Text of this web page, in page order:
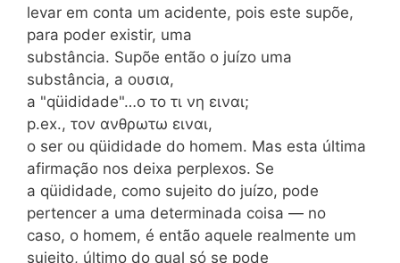
levar em conta um acidente, pois este supõe,
para poder existir, uma
substância. Supõe então o juízo uma
substância, a ουσια,
a "qüididade"…o το τι νη ειναι;
p.ex., τον ανθρωτω ειναι,
o ser ou qüididade do homem. Mas esta última
afirmação nos deixa perplexos. Se
a qüididade, como sujeito do juízo, pode
pertencer a uma determinada coisa — no
caso, o homem, é então aquele realmente um
sujeito, último do qual só se pode